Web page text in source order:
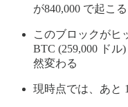
が840,000 で起こる
このブロックがヒ
BTC (259,000 ドル
然変わる
現時点では、あと